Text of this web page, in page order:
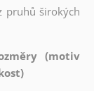
pruhů širokých
(motiv